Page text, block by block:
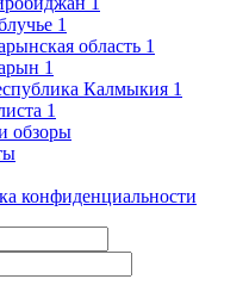
1
область 1
1
Калмыкия 1
1
обзоры
конфиденциальности